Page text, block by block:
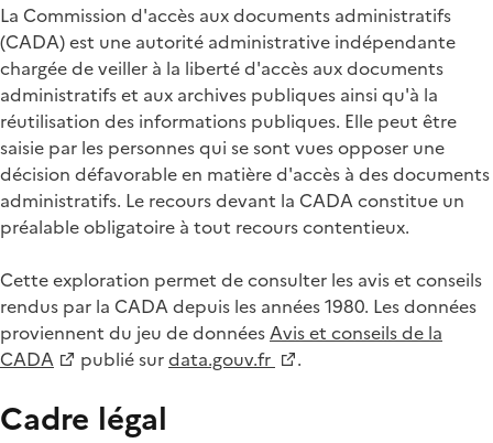
La Commission d'accès aux documents administratifs
(CADA) est une autorité administrative indépendante
chargée de veiller à la liberté d'accès aux documents
administratifs et aux archives publiques ainsi qu'à la
réutilisation des informations publiques. Elle peut être
saisie par les personnes qui se sont vues opposer une
décision défavorable en matière d'accès à des documents
administratifs. Le recours devant la CADA constitue un
préalable obligatoire à tout recours contentieux.
Cette exploration permet de consulter les avis et conseils
rendus par la CADA depuis les années 1980. Les données
proviennent du jeu de donnéesAvis et conseils de la
CADA
publié surdata.gouv.fr .
Cadre légal